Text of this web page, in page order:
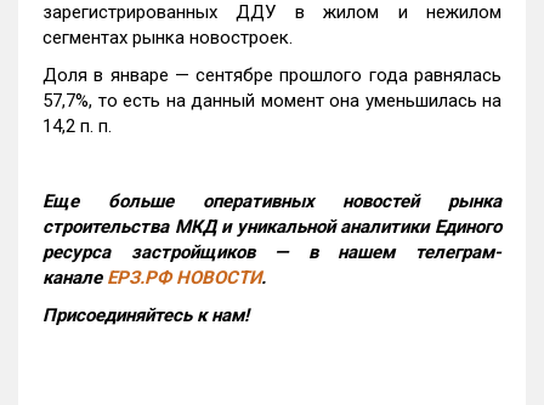
зарегистрированных ДДУ в жилом и нежилом
сегментах рынка новостроек.
Доля в январе — сентябре прошлого года равнялась
57,7%, то есть на данный момент она уменьшилась на
14,2 п. п.
Еще больше оперативных новостей рынка
строительства МКД и уникальной аналитики Единого
ресурса застройщиков — в нашем телеграм-
канале ЕРЗ.РФ НОВОСТИ.
Присоединяйтесь к нам!